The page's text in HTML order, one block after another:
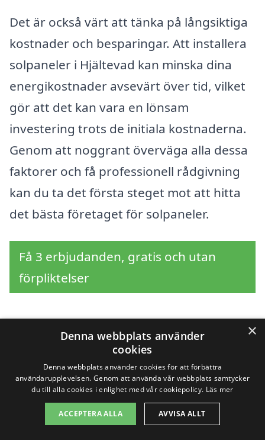
Det är också värt att tänka på långsiktiga
kostnader och besparingar. Att installera
solpaneler i Hjältevad kan minska dina
energikostnader avsevärt över tid, vilket
gör att det kan vara en lönsam
investering trots de initiala kostnaderna.
Genom att noggrant överväga alla dessa
faktorer och få professionell rådgivning
kan du ta det första steget mot att hitta
det bästa företaget för solpaneler.
Få 3 erbjudanden, gratis och utan
förpliktelser
Sök efter en
professionell för
solpaneler i andra
städer nära Hjältevad
×
Denna webbplats använder
cookies
Denna webbplats använder cookies för att förbättra
användarupplevelsen. Genom att använda vår webbplats samtycker
du till alla cookies i enlighet med vår cookiepolicy. Läs mer
ACCEPTERA ALLA AVVISA ALLT